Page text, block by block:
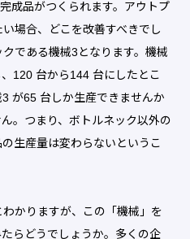
成品がつくられます。アウトプ
場合、どこを改善すべきでし
である機械3となります。機械
120 台から144 台にしたとこ
が65 台しか生産できませんか
。つまり、ボトルネック以外の
生産量は変わらないというこ
かりますが、この「機械」を
たらどうでしょうか。多くの企